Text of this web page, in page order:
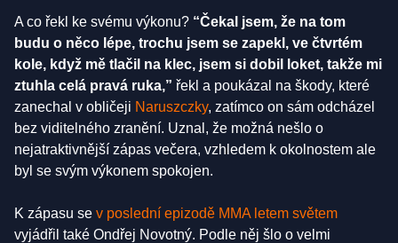
A co řekl ke svému výkonu? “Čekal jsem, že na tom
budu o něco lépe, trochu jsem se zapekl, ve čtvrtém
kole, když mě tlačil na klec, jsem si dobil loket, takže mi
ztuhla celá pravá ruka,” řekl a poukázal na škody, které
zanechal v obličeji Naruszczky, zatímco on sám odcházel
bez viditelného zranění. Uznal, že možná nešlo o
nejatraktivnější zápas večera, vzhledem k okolnostem ale
byl se svým výkonem spokojen.
K zápasu se v poslední epizodě MMA letem světem
vyjádřil také Ondřej Novotný. Podle něj šlo o velmi